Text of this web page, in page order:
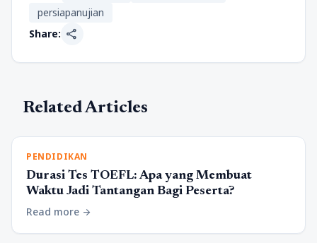
persiapanujian
Share: share
Related Articles
PENDIDIKAN
Durasi Tes TOEFL: Apa yang Membuat
Waktu Jadi Tantangan Bagi Peserta?
Read more arrow_forward